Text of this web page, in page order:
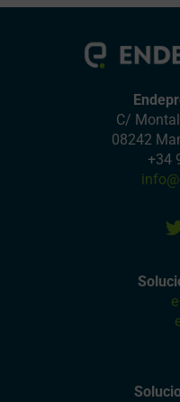
C/
08242
+34